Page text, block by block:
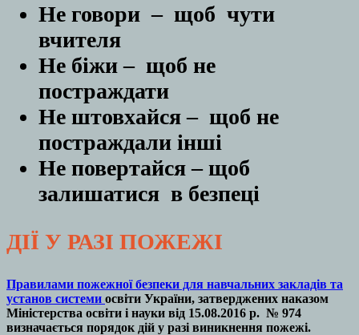
Не говори – щоб чути
вчителя
Не біжи – щоб не
постраждати
Не штовхайся – щоб не
постраждали інші
Не повертайся – щоб
залишатися в безпеці
ДІЇ У РАЗІ ПОЖЕЖІ
Правилами пожежної безпеки для навчальних закладів та
установ системи освіти України, затверджених наказом
Міністерства освіти і науки від 15.08.2016 р. № 974
визначається порядок дій у разі виникнення пожежі.